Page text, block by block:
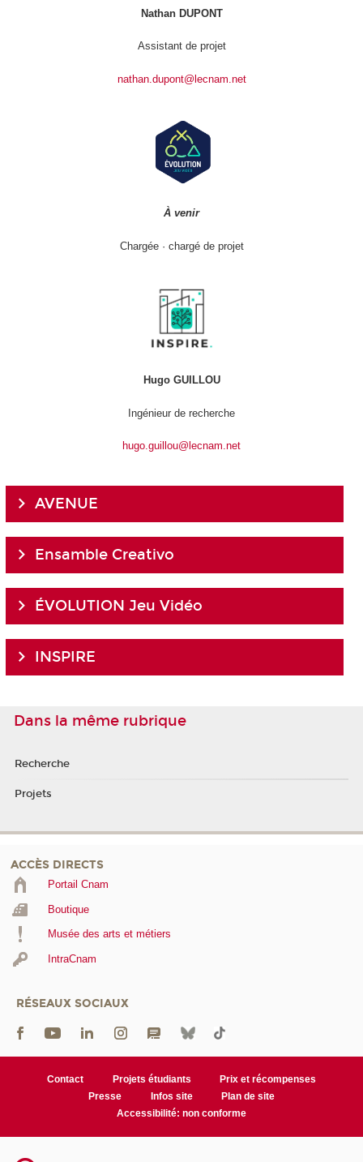
Nathan DUPONT
Assistant de projet
nathan.dupont@lecnam.net
À venir
Chargée · chargé de projet
Hugo GUILLOU
Ingénieur de recherche
hugo.guillou@lecnam.net
AVENUE
Ensamble Creativo
ÉVOLUTION Jeu Vidéo
INSPIRE
Dans la même rubrique
Recherche
Projets
ACCÈS DIRECTS
Portail Cnam
Boutique
Musée des arts et métiers
IntraCnam
RÉSEAUX SOCIAUX
Contact Projets étudiants
Prix et récompenses
Presse
Infos site
Plan de site
Accessibilité: non conforme